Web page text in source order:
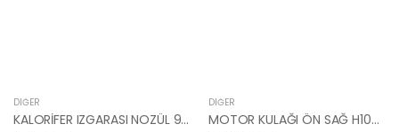
DIĞER
KALORİFER IZGARASI NOZÜL 97430-25001CA HMC
DIĞER
MOTOR KULAĞI ÖN SAĞ H100 MİN VAN 97 21812-43200 HMC